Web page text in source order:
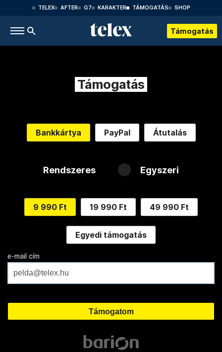
TELEX AFTER G7 KARAKTER TÁMOGATÁS SHOP
Támogatás
Támogatás
Bankkártya PayPal Átutalás
Rendszeres Egyszeri
9 990 Ft 19 990 Ft 49 990 Ft
Egyedi támogatás
e-mail cím